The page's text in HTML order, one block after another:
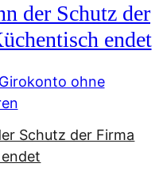
der Schutz der
endet
ohne